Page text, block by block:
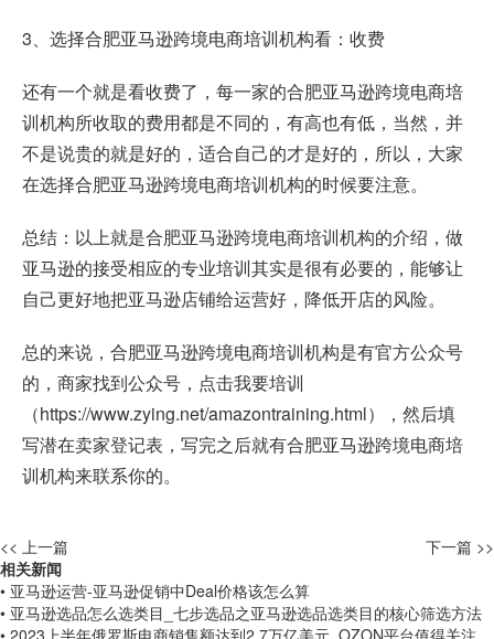
3、选择合肥亚马逊跨境电商培训机构看：收费
还有一个就是看收费了，每一家的合肥亚马逊跨境电商培
训机构所收取的费用都是不同的，有高也有低，当然，并
不是说贵的就是好的，适合自己的才是好的，所以，大家
在选择合肥亚马逊跨境电商培训机构的时候要注意。
总结：以上就是合肥亚马逊跨境电商培训机构的介绍，做
亚马逊的接受相应的专业培训其实是很有必要的，能够让
自己更好地把亚马逊店铺给运营好，降低开店的风险。
总的来说，合肥亚马逊跨境电商培训机构是有官方公众号
的，商家找到公众号，点击我要培训
（https://www.zying.net/amazontraining.html），然后填
写潜在卖家登记表，写完之后就有合肥亚马逊跨境电商培
训机构来联系你的。
<< 上一篇
下一篇 >>
相关新闻
• 亚马逊运营-亚马逊促销中Deal价格该怎么算
• 亚马逊选品怎么选类目_七步选品之亚马逊选品选类目的核心筛选方法